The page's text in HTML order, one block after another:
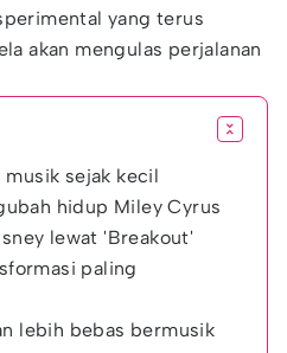
yang terus
akan mengulas perjalanan
sejak kecil
hidup Miley Cyrus
lewat 'Breakout'
paling
lebih bebas bermusik